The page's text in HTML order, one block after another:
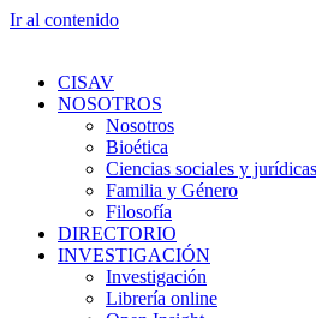
Ir al contenido
CISAV
NOSOTROS
Nosotros
Bioética
Ciencias sociales y jurídicas
Familia y Género
Filosofía
DIRECTORIO
INVESTIGACIÓN
Investigación
Librería online